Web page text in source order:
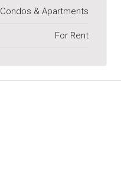
Condos & Apartments
For Rent